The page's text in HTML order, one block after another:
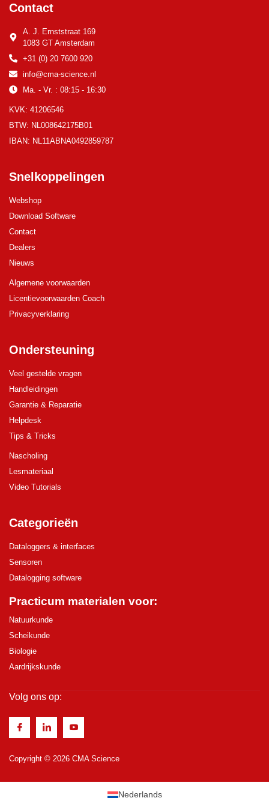
Contact
A. J. Ernststraat 169
1083 GT Amsterdam
+31 (0) 20 7600 920
info@cma-science.nl
Ma. - Vr. : 08:15 - 16:30
KVK: 41206546
BTW: NL008642175B01
IBAN: NL11ABNA0492859787
Snelkoppelingen
Webshop
Download Software
Contact
Dealers
Nieuws
Algemene voorwaarden
Licentievoorwaarden Coach
Privacyverklaring
Ondersteuning
Veel gestelde vragen
Handleidingen
Garantie & Reparatie
Helpdesk
Tips & Tricks
Nascholing
Lesmateriaal
Video Tutorials
Categorieën
Dataloggers & interfaces
Sensoren
Datalogging software
Practicum materialen voor:
Natuurkunde
Scheikunde
Biologie
Aardrijkskunde
Volg ons op:
Copyright © 2026 CMA Science
Nederlands